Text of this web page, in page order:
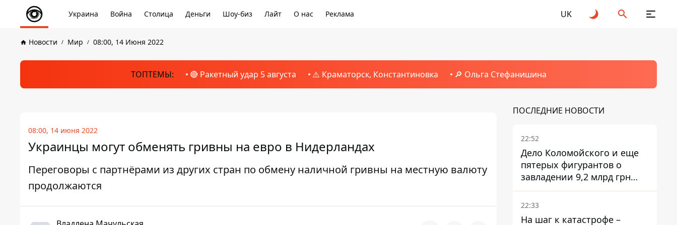
Украина Война Столица Деньги Шоу-биз Лайт О нас Реклама UK
Новости Мир 08:00, 14 Июня 2022
ТОПТЕМЫ: 🔴 Ракетный удар 5 августа ⚠️ Краматорск, Константиновка 🔎 Ольга Стефанишина
08:00, 14 июня 2022
Украинцы могут обменять гривны на евро в Нидерландах
Переговоры с партнёрами из других стран по обмену наличной гривны на местную валюту
продолжаются
ПОСЛЕДНИЕ НОВОСТИ
22:52
Дело Коломойского и еще
пятерых фигурантов о
завладении 9,2 млрд грн
ПриватБанка направили в
суд
22:33
На шаг к катастрофе –